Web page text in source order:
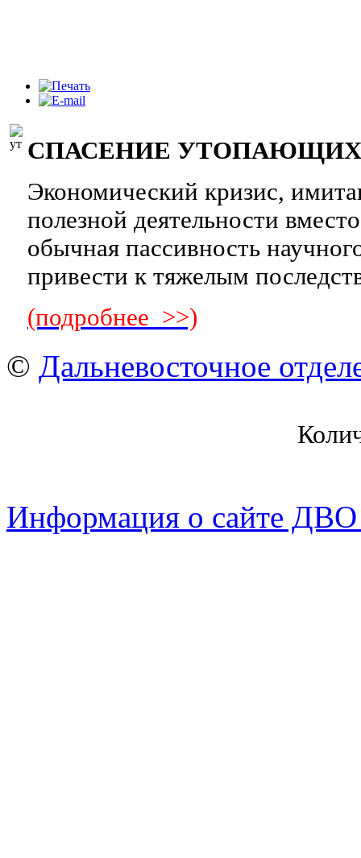
СПАСЕНИЕ УТОПАЮЩИХ
Экономический кризис,
полезной деятельности
обычная пассивность
привести к тяжелым
(подробнее >>)
© Дальневосточное
Информация о сайте